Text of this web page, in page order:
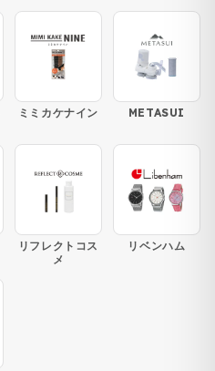
ミミカケナイン METASUI
リフレクトコス
メ
リベンハム